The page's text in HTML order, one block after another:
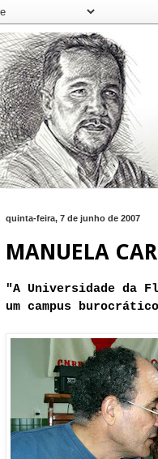
quinta-feira, 7 de junho de 2007
MANUELA
"A Universidade da
um campus